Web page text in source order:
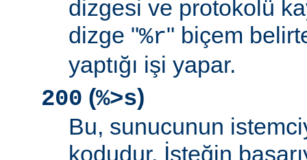
dizgesi ve protokolü
dizge "%r" biçem
yaptığı işi yapar.
200 (%>s)
Bu, sunucunun
kodudur. İsteğin